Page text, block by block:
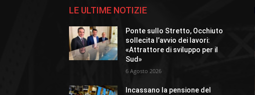
LE ULTIME NOTIZIE
Ponte sullo Stretto, Occhiuto
sollecita l’avvio dei lavori:
«Attrattore di sviluppo per il
Sud»
6 Agosto 2026
Incassano la pensione del